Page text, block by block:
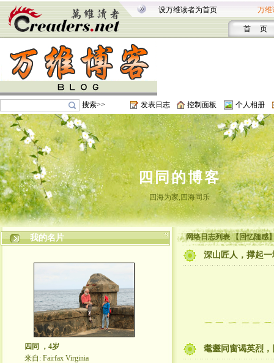
设万维读者为首页 万维
首 页
搜索>> 发表日志 控制面板 个人相册
四同的博客
四海为家,四海同乐
我的名片
四同 ，4岁
来自: Fairfax Virginia
网络日志列表 【回忆随感
深山匠人，撑起
耄耋同窗谒英烈